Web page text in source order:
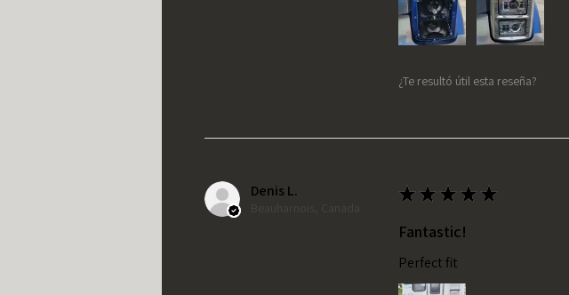
¿Te resultó útil esta reseña?
Denis L.
Beauharnois, Canada
★ ★ ★ ★ ★
Fantastic!
Perfect fit